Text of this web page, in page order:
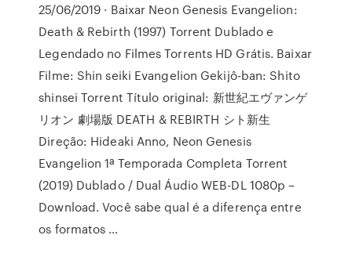
25/06/2019 · Baixar Neon Genesis Evangelion:
Death & Rebirth (1997) Torrent Dublado e
Legendado no Filmes Torrents HD Grátis. Baixar
Filme: Shin seiki Evangelion Gekijô-ban: Shito
shinsei Torrent Título original: 新世紀エヴァンゲ
リオン 劇場版 DEATH & REBIRTH シト新生
Direção: Hideaki Anno, Neon Genesis
Evangelion 1ª Temporada Completa Torrent
(2019) Dublado / Dual Áudio WEB-DL 1080p –
Download. Você sabe qual é a diferença entre
os formatos …